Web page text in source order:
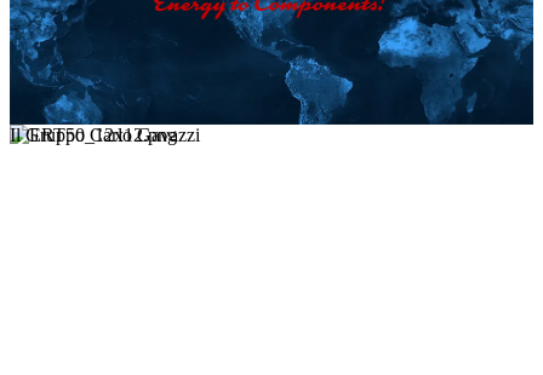
Il Gruppo Carlo Gavazzi